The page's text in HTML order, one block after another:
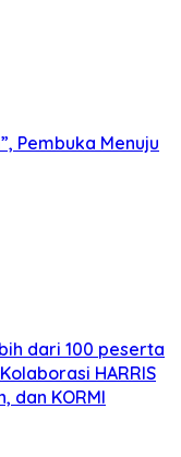
Pembuka Menuju
dari 100 peserta
HARRIS
dan KORMI